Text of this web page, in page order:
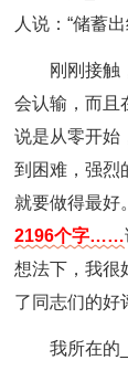
人说：“储蓄
刚刚接触
会认输，而且
说是从零开始
到困难，强烈
就要做得最好
2196个字……
想法下，我很
了同志们的好
我所在的